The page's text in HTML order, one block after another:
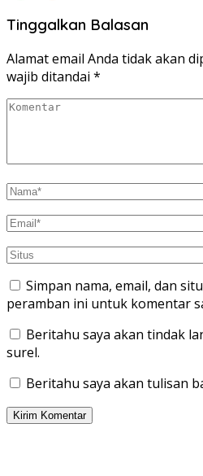
Tinggalkan Balasan
Alamat email Anda tidak akan
wajib ditandai *
Simpan nama, email, dan
peramban ini untuk komentar
Beritahu saya akan tindak
surel.
Beritahu saya akan tulisan